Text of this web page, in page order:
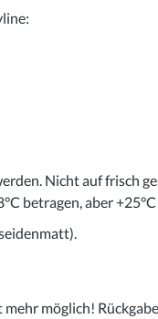
Nicht auf frisch
betragen, aber
möglich!